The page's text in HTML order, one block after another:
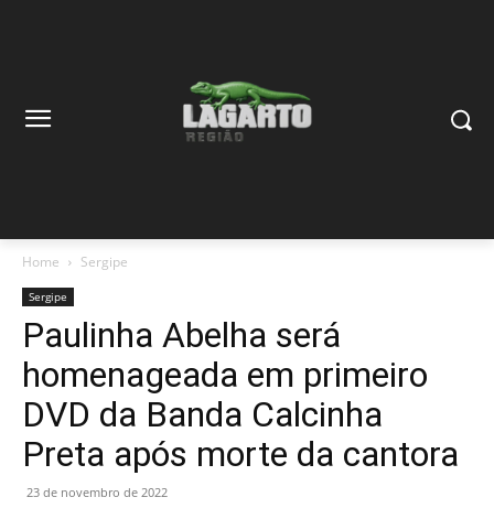
Home Sergipe
Sergipe
Paulinha Abelha será
homenageada em primeiro
DVD da Banda Calcinha
Preta após morte da cantora
23 de novembro de 2022